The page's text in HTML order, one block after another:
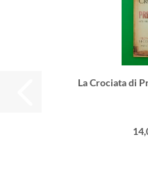
La Cro­cia­ta di